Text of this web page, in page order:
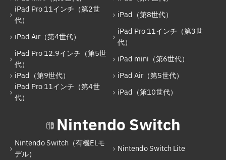
iPad Pro 12.9インチ（第3世代）
iPad Pro 11インチ（第1世代）
iPad mini（第5世代）
iPad（第7世代）
iPad Pro 11インチ（第2世代）
iPad Air（第4世代）
iPad Pro 11インチ（第3世代）
iPad Pro 11インチ（第2世
代）
iPad（第8世代）
iPad Air（第4世代）
iPad Pro 11インチ（第3世
代）
iPad Pro 12.9インチ（第5世
代）
iPad mini（第6世代）
iPad（第9世代）
iPad Air（第5世代）
iPad Pro 11インチ（第4世
代）
iPad（第10世代）
Nintendo Switch
Nintendo Switch（有機ELモ
デル）
Nintendo Switch Lite